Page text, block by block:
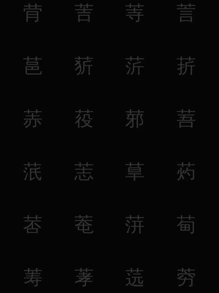
䒿 䓀 䓁 䓂
䓃 䓄 䓅 䓆
䓇 䓈 䓉 䓊
䓋 䓌 䓍 䓎
䓏 䓐 䓑 䓒
䓓 䓔 䓕 䓖